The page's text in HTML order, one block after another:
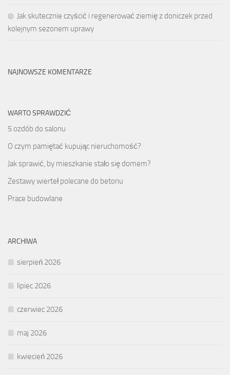
Jak skutecznie czyścić i regenerować ziemię z doniczek przed
kolejnym sezonem uprawy
NAJNOWSZE KOMENTARZE
WARTO SPRAWDZIĆ
5 ozdób do salonu
O czym pamiętać kupując nieruchomość?
Jak sprawić, by mieszkanie stało się domem?
Zestawy wierteł polecane do betonu
Prace budowlane
ARCHIWA
sierpień 2026
lipiec 2026
czerwiec 2026
maj 2026
kwiecień 2026